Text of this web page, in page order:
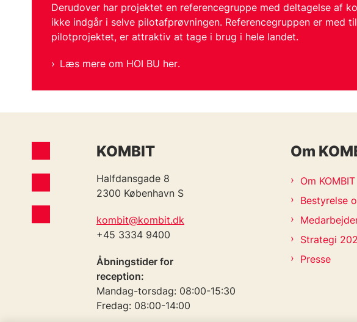
Derudover har projektet en referencegruppe med deltagelse af
ikke indgår i selve pilotafprøvningen. Referencegruppen er med
pilotprojektet, er attraktiv at tage i brug i hele landet.
Læs mere om HOI BU her.
KOMBIT
Halfdansgade 8
2300 København S
kombit@kombit.dk
+45 3334 9400
Åbningstider for
reception:
Mandag-torsdag: 08:00-15:30
Fredag: 08:00-14:00
Om
Om KOMBIT
Bestyrelse
Strategi
Presse